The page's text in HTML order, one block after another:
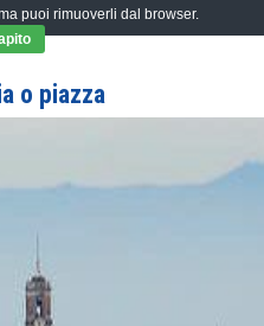
o piazza
puoi rimuoverli dal browser.